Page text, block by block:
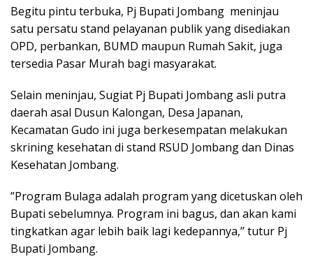
Begitu pintu terbuka, Pj Bupati Jombang meninjau
satu persatu stand pelayanan publik yang disediakan
OPD, perbankan, BUMD maupun Rumah Sakit, juga
tersedia Pasar Murah bagi masyarakat.
Selain meninjau, Sugiat Pj Bupati Jombang asli putra
daerah asal Dusun Kalongan, Desa Japanan,
Kecamatan Gudo ini juga berkesempatan melakukan
skrining kesehatan di stand RSUD Jombang dan Dinas
Kesehatan Jombang.
”Program Bulaga adalah program yang dicetuskan oleh
Bupati sebelumnya. Program ini bagus, dan akan kami
tingkatkan agar lebih baik lagi kedepannya,’’ tutur Pj
Bupati Jombang.